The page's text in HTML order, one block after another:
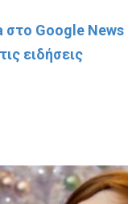
στο Google News
ειδήσεις